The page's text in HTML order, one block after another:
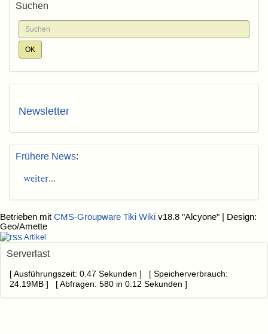
Suchen
Newsletter
Frühere News:
weiter...
Betrieben mit CMS-Groupware Tiki Wiki v18.8 "Alcyone" | Design:
Geo/Amette
Artikel
Serverlast
[ Ausführungszeit: 0.47 Sekunden ] [ Speicherverbrauch:
24.19MB ] [ Abfragen: 580 in 0.12 Sekunden ]